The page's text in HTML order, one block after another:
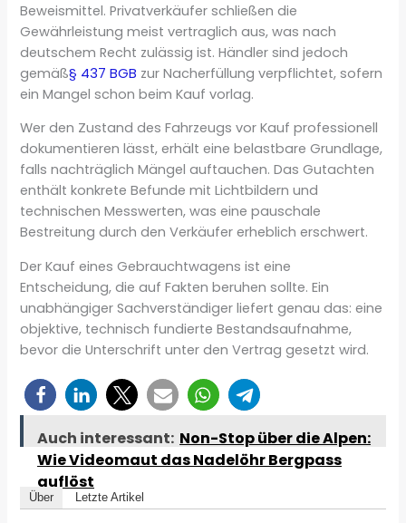
Beweismittel. Privatverkäufer schließen die
Gewährleistung meist vertraglich aus, was nach
deutschem Recht zulässig ist. Händler sind jedoch
gemäß§ 437 BGB zur Nacherfüllung verpflichtet, sofern
ein Mangel schon beim Kauf vorlag.
Wer den Zustand des Fahrzeugs vor Kauf professionell
dokumentieren lässt, erhält eine belastbare Grundlage,
falls nachträglich Mängel auftauchen. Das Gutachten
enthält konkrete Befunde mit Lichtbildern und
technischen Messwerten, was eine pauschale
Bestreitung durch den Verkäufer erheblich erschwert.
Der Kauf eines Gebrauchtwagens ist eine
Entscheidung, die auf Fakten beruhen sollte. Ein
unabhängiger Sachverständiger liefert genau das: eine
objektive, technisch fundierte Bestandsaufnahme,
bevor die Unterschrift unter den Vertrag gesetzt wird.
Auch interessant: Non-Stop über die Alpen:
Wie Videomaut das Nadelöhr Bergpass
auflöst
Über Letzte Artikel